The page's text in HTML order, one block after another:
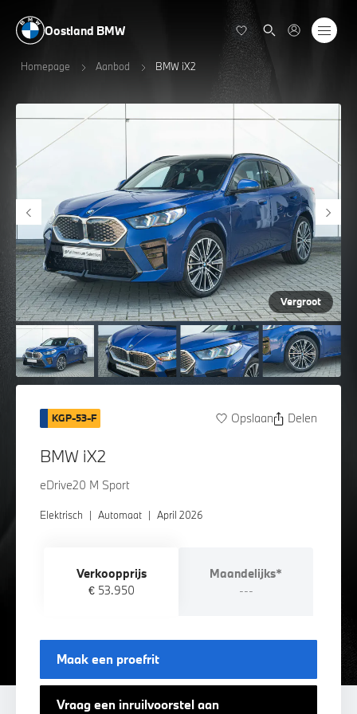
Oostland BMW
Homepage Aanbod BMW iX2
Vergroot
KGP-53-F Opslaan Delen
BMW iX2
eDrive20 M Sport
Elektrisch | Automaat | April 2026
Verkoopprijs
€ 53.950
Maandelijks*
---
Maak een proefrit
Vraag een inruilvoorstel aan